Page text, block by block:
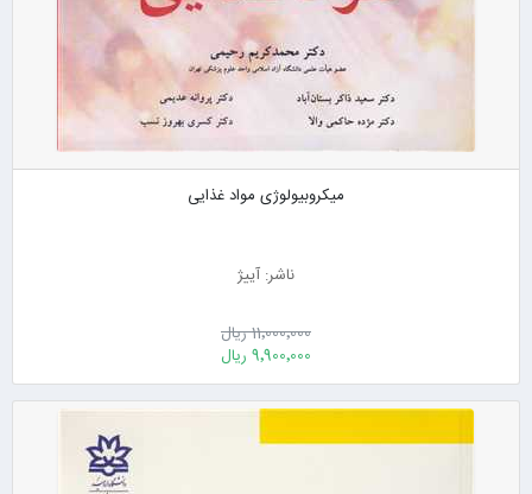
میکروبیولوژی مواد غذایی
ناشر: آییژ
11٬000٬000 ریال
9٬900٬000 ریال